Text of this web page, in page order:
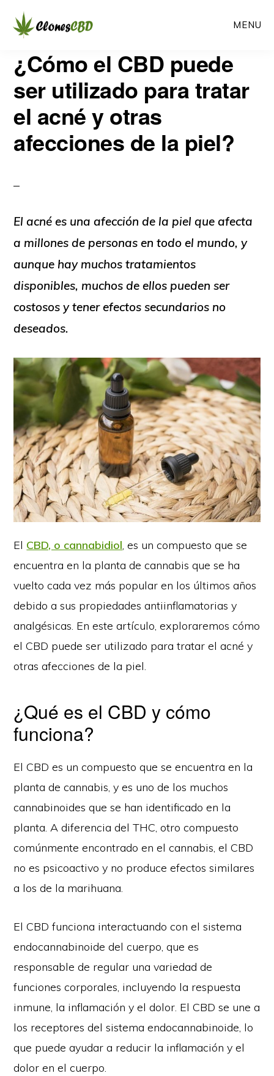
principal
barra
lateral
primaria
CBD
Clones
CBD
MENU
¿Cómo el CBD puede
ser utilizado para tratar
el acné y otras
afecciones de la piel?
El acné es una afección de la piel que afecta
a millones de personas en todo el mundo, y
aunque hay muchos tratamientos
disponibles, muchos de ellos pueden ser
costosos y tener efectos secundarios no
deseados.
El CBD, o cannabidiol, es un compuesto que se
encuentra en la planta de cannabis que se ha
vuelto cada vez más popular en los últimos años
debido a sus propiedades antiinflamatorias y
analgésicas. En este artículo, exploraremos cómo
el CBD puede ser utilizado para tratar el acné y
otras afecciones de la piel.
¿Qué es el CBD y cómo
funciona?
El CBD es un compuesto que se encuentra en la
planta de cannabis, y es uno de los muchos
cannabinoides que se han identificado en la
planta. A diferencia del THC, otro compuesto
comúnmente encontrado en el cannabis, el CBD
no es psicoactivo y no produce efectos similares
a los de la marihuana.
El CBD funciona interactuando con el sistema
endocannabinoide del cuerpo, que es
responsable de regular una variedad de
funciones corporales, incluyendo la respuesta
inmune, la inflamación y el dolor. El CBD se une a
los receptores del sistema endocannabinoide, lo
que puede ayudar a reducir la inflamación y el
dolor en el cuerpo.